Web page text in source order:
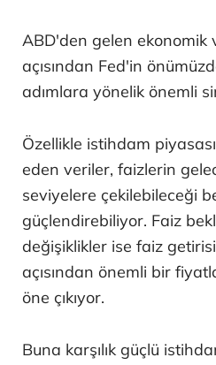
ABD'den gelen ekonomik
açısından Fed'in
adımlara yönelik önemli
Özellikle istihdam
eden veriler, faizlerin
seviyelere çekilebileceği
güçlendirebiliyor. Faiz
değişiklikler ise faiz
açısından önemli bir
öne çıkıyor.
Buna karşılık güçlü